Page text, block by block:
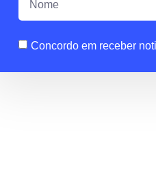
Concordo em receber